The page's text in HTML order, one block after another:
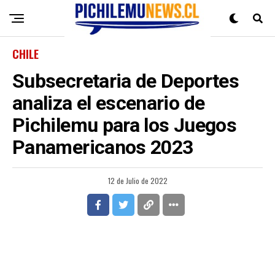
CHILE
Subsecretaria de Deportes
analiza el escenario de
Pichilemu para los Juegos
Panamericanos 2023
12 de Julio de 2022